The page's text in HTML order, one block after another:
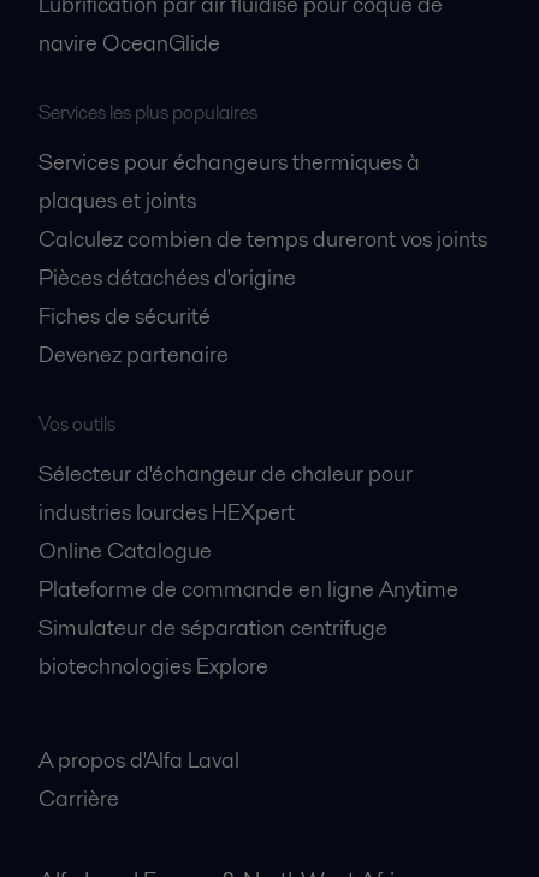
navire OceanGlide
Services les plus populaires
Services pour échangeurs thermiques à
plaques et joints
Calculez combien de temps dureront vos joints
Pièces détachées d'origine
Fiches de sécurité
Devenez partenaire
Vos outils
Sélecteur d'échangeur de chaleur pour
industries lourdes HEXpert
Online Catalogue
Plateforme de commande en ligne Anytime
Simulateur de séparation centrifuge
biotechnologies Explore
A propos d'Alfa Laval
Carrière